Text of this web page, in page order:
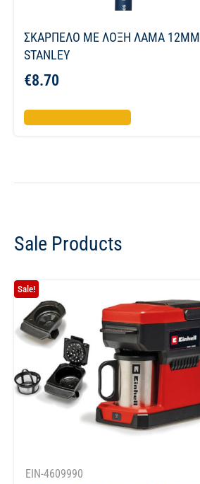
ΣΚΑΡΠΕΛΟ ΜΕ ΛΟΞΗ ΛΑΜΑ 12MM
STANLEY
€8.70
Sale Products
Sale!
EIN-4609990